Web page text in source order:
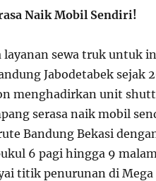
Naik Mobil Sendiri!
layanan sewa truk untuk
Jabodetabek sejak
menghadirkan unit
serasa naik mobil
Bandung Bekasi
6 pagi hingga 9
titik penurunan di Mega